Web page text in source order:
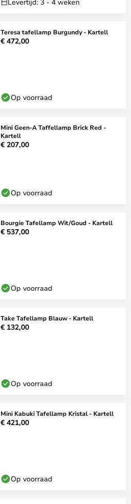
Teresa tafellamp Burgundy - Kartell
€ 472,00
Op voorraad
Mini Geen-A Taffellamp Brick Red -
Kartell
€ 207,00
Op voorraad
Bourgie Tafellamp Wit/Goud - Kartell
€ 537,00
Op voorraad
Take Tafellamp Blauw - Kartell
€ 132,00
Op voorraad
Mini Kabuki Tafellamp Kristal - Kartell
€ 421,00
Op voorraad